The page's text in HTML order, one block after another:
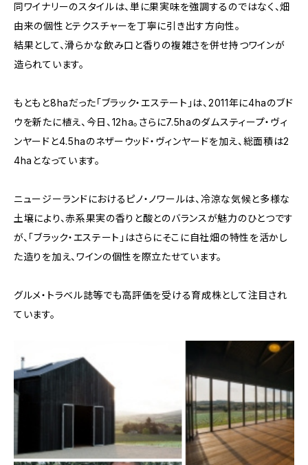
同ワイナリーのスタイルは、単に果実味を強調するのではなく、畑
由来の個性とテクスチャーを丁寧に引き出す方向性。
結果として、滑らかな飲み口と香りの複雑さを併せ持つワインが
造られています。
もともと8haだった「ブラック・エステート」は、2011年に4haのブド
ウを新たに植え、今日、12ha。さらに7.5haのダムスティープ・ヴィ
ンヤードと4.5haのネザーウッド・ヴィンヤードを加え、総面積は2
4haとなっています。
ニュージーランドにおけるピノ・ノワールは、冷涼な気候と多様な
土壌により、赤系果実の香りと酸とのバランスが魅力のひとつです
が、「ブラック・エステート」はさらにそこに自社畑の特性を活かし
た造りを加え、ワインの個性を際立たせています。
グルメ・トラベル誌等でも高評価を受ける育成株として注目され
ています。